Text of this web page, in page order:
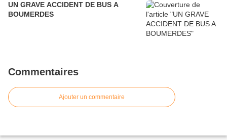
UN GRAVE ACCIDENT DE BUS A
BOUMERDES
Commentaires
Ajouter un commentaire